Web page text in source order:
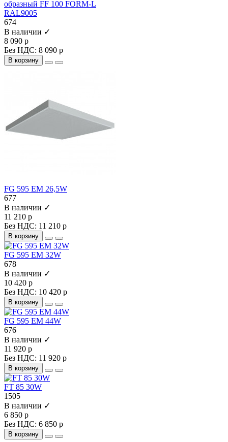
образный FF 100 FORM-L
RAL9005
674
В наличии ✓
8 090 р
Без НДС: 8 090 р
В корзину
FG 595 EM 26,5W
677
В наличии ✓
11 210 р
Без НДС: 11 210 р
В корзину
FG 595 EM 32W
678
В наличии ✓
10 420 р
Без НДС: 10 420 р
В корзину
FG 595 EM 44W
676
В наличии ✓
11 920 р
Без НДС: 11 920 р
В корзину
FT 85 30W
1505
В наличии ✓
6 850 р
Без НДС: 6 850 р
В корзину